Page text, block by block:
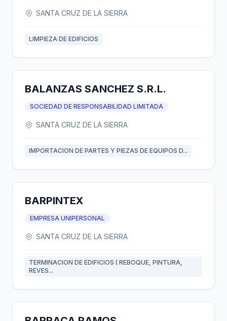
SANTA CRUZ DE LA SIERRA
LIMPIEZA DE EDIFICIOS
BALANZAS SANCHEZ S.R.L.
SOCIEDAD DE RESPONSABILIDAD LIMITADA
SANTA CRUZ DE LA SIERRA
IMPORTACION DE PARTES Y PIEZAS DE EQUIPOS D...
BARPINTEX
EMPRESA UNIPERSONAL
SANTA CRUZ DE LA SIERRA
TERMINACION DE EDIFICIOS ( REBOQUE, PINTURA,
REVES...